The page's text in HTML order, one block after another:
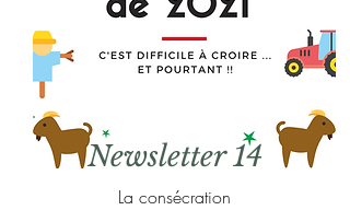
Newsletter 14
La consécration